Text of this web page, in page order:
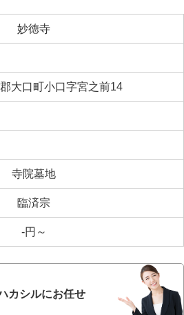
妙徳寺
大口町小口字宮之前14
寺院墓地
臨済宗
-円～
カシルにお任せ